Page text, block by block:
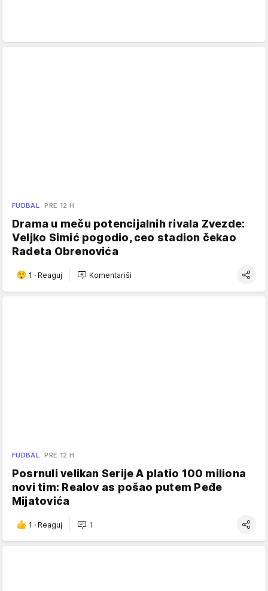
FUDBAL PRE 12 H
Drama u meču potencijalnih rivala Zvezde:
Veljko Simić pogodio, ceo stadion čekao
Radeta Obrenovića
1 · Reaguj Komentariši
FUDBAL PRE 12 H
Posrnuli velikan Serije A platio 100 miliona
novi tim: Realov as pošao putem Peđe
Mijatovića
1 · Reaguj 1